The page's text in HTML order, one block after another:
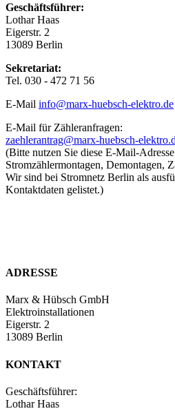
Geschäftsführer:
Lothar Haas
Eigerstr. 2
13089 Berlin
Sekretariat:
Tel. 030 - 472 71 56
E-Mail info@marx-huebsch-elektro.de
E-Mail für Zähleranfragen:
zaehlerantrag@marx-huebsch-
(Bitte nutzen Sie diese E-Mail-
Stromzählermontagen, Demontagen,
Wir sind bei Stromnetz Berlin als
Kontaktdaten gelistet.)
ADRESSE
Marx & Hübsch GmbH
Elektroinstallationen
Eigerstr. 2
13089 Berlin
KONTAKT
Geschäftsführer:
Lothar Haas